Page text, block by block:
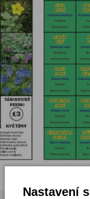
Nastavení